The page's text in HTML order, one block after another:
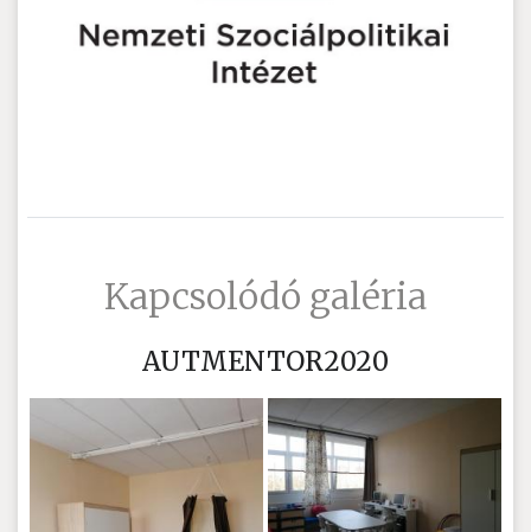
Kapcsolódó galéria
AUTMENTOR2020